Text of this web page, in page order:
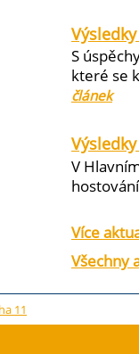
S
které se
článek
V
Více
Všechny
11